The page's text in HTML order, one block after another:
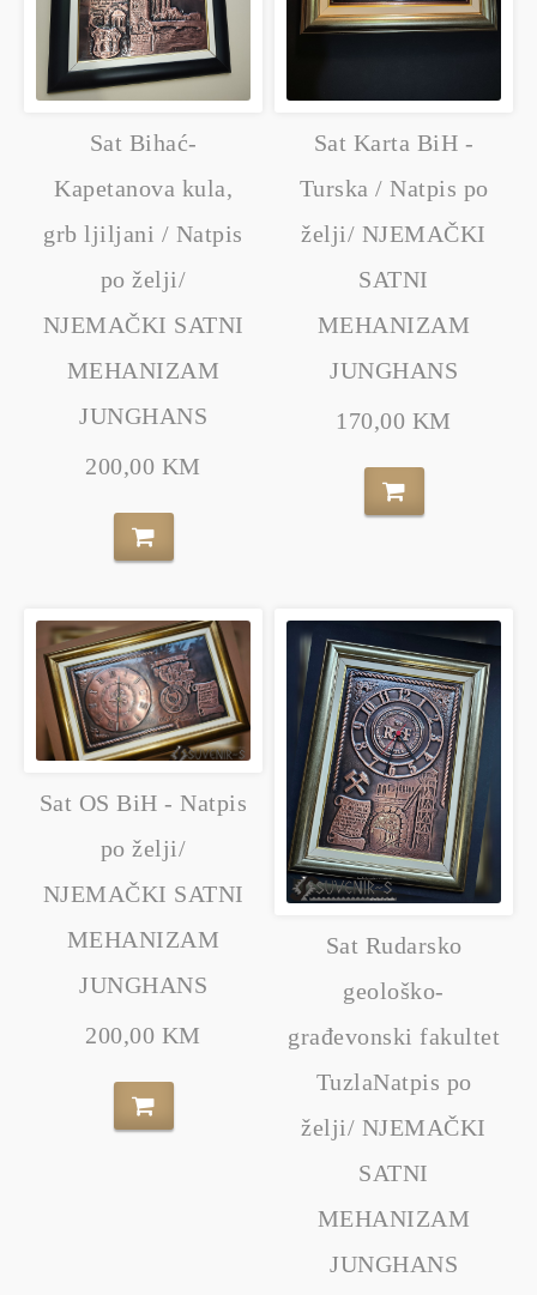
Sat Bihać-
Kapetanova kula,
grb ljiljani / Natpis
po želji/
NJEMAČKI SATNI
MEHANIZAM
JUNGHANS
200,00 KM
Sat Karta BiH -
Turska / Natpis po
želji/ NJEMAČKI
SATNI
MEHANIZAM
JUNGHANS
170,00 KM
Sat OS BiH - Natpis
po želji/
NJEMAČKI SATNI
MEHANIZAM
JUNGHANS
200,00 KM
Sat Rudarsko
geološko-
građevonski fakultet
TuzlaNatpis po
želji/ NJEMAČKI
SATNI
MEHANIZAM
JUNGHANS